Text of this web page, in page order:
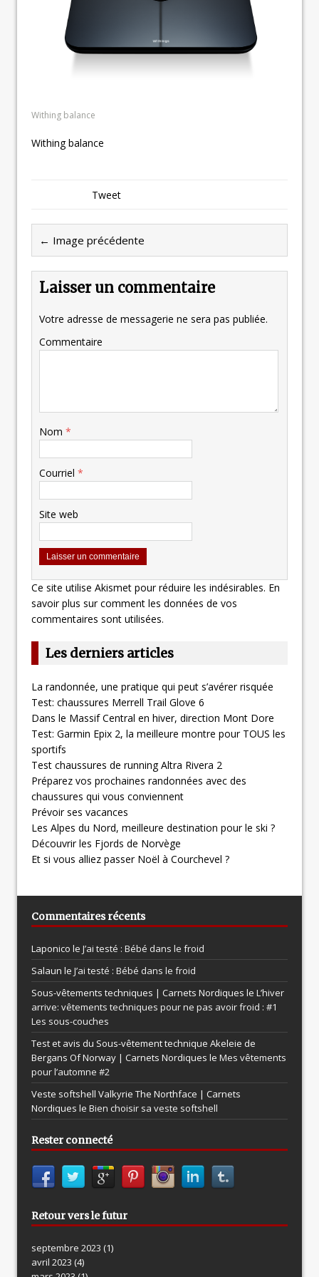
Withing balance
Withing balance
Tweet
← Image précédente
Laisser un commentaire
Votre adresse de messagerie ne sera pas publiée.
Commentaire
Nom *
Courriel *
Site web
Ce site utilise Akismet pour réduire les indésirables. En
savoir plus sur comment les données de vos
commentaires sont utilisées.
Les derniers articles
La randonnée, une pratique qui peut s’avérer risquée
Test: chaussures Merrell Trail Glove 6
Dans le Massif Central en hiver, direction Mont Dore
Test: Garmin Epix 2, la meilleure montre pour TOUS les
sportifs
Test chaussures de running Altra Rivera 2
Préparez vos prochaines randonnées avec des
chaussures qui vous conviennent
Prévoir ses vacances
Les Alpes du Nord, meilleure destination pour le ski ?
Découvrir les Fjords de Norvège
Et si vous alliez passer Noël à Courchevel ?
Commentaires récents
Laponico le J’ai testé : Bébé dans le froid
Salaun le J’ai testé : Bébé dans le froid
Sous-vêtements techniques | Carnets Nordiques le L’hiver
arrive: vêtements techniques pour ne pas avoir froid : #1
Les sous-couches
Test et avis du Sous-vêtement technique Akeleie de
Bergans Of Norway | Carnets Nordiques le Mes vêtements
pour l’automne #2
Veste softshell Valkyrie The Northface | Carnets
Nordiques le Bien choisir sa veste softshell
Rester connecté
Retour vers le futur
septembre 2023 (1)
avril 2023 (4)